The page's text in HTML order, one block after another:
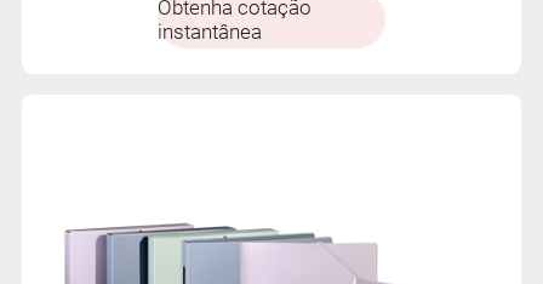
Obtenha cotação
instantânea